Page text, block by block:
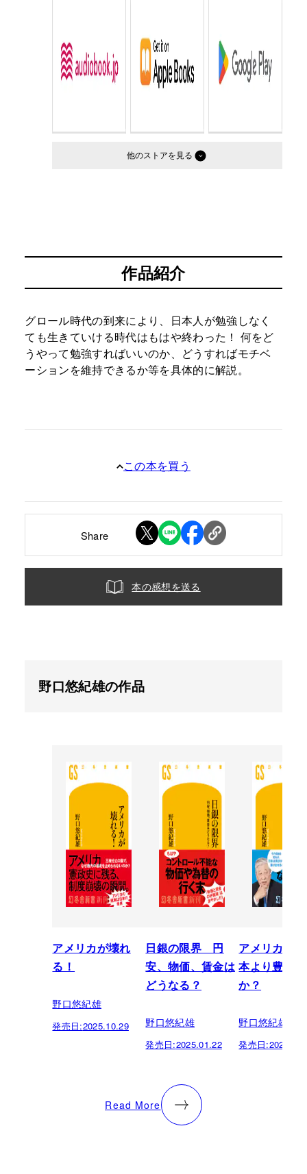
他のストア
作品紹介
グロール時代の到来により、日本人が勉強しなく
ても生きていける時代はもはや終わった！ 何をど
うやって勉強すればいいのか、どうすればモチベ
ーションを維持できるか等を具体的に解説。
この本を買う
Share
本の感想を送る
野口悠紀雄の作品
アメリカが壊れ
る！
野口悠紀雄
発売日:2025.10.29
日銀の限界 円
安、物価、賃金は
どうなる？
野口悠紀雄
発売日:2025.01.22
アメリカは
本より豊か
か？
野口悠紀雄
発売日:
Read More